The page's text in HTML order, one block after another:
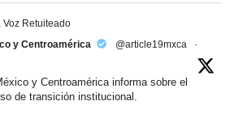
Voz Retuiteado
y Centroamérica
@article19mxca
·
y Centroamérica informa sobre el
de transición institucional.